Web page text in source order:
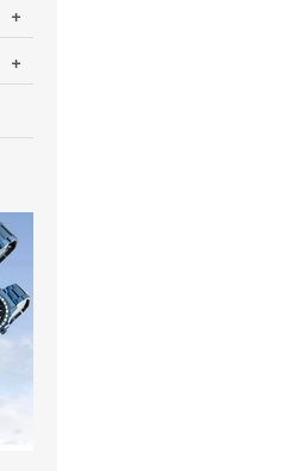
+
+